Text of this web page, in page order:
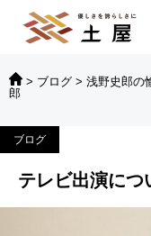
> ブログ > 浅野史郎の
郎
ブログ
テレビ出演に